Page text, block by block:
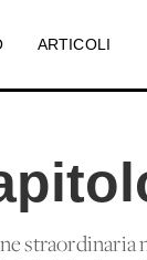
ARTICOLI